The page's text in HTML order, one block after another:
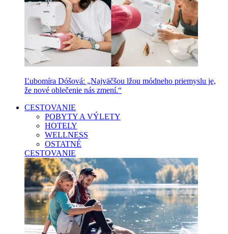
Ľubomíra Dóšová: „Najväčšou lžou módneho priemyslu je,
že nové oblečenie nás zmení.“
CESTOVANIE
POBYTY A VÝLETY
HOTELY
WELLNESS
OSTATNÉ
CESTOVANIE